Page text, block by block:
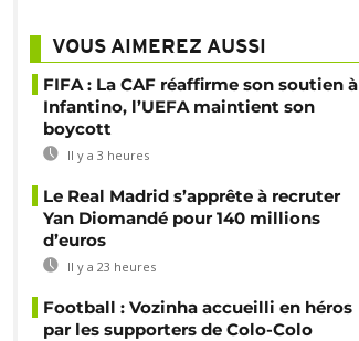
VOUS AIMEREZ AUSSI
FIFA : La CAF réaffirme son soutien à
Infantino, l’UEFA maintient son
boycott
Il y a 3 heures
Le Real Madrid s’apprête à recruter
Yan Diomandé pour 140 millions
d’euros
Il y a 23 heures
Football : Vozinha accueilli en héros
par les supporters de Colo-Colo